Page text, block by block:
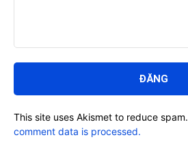
luận:
This site uses Akismet to reduce spam.
comment data is processed.